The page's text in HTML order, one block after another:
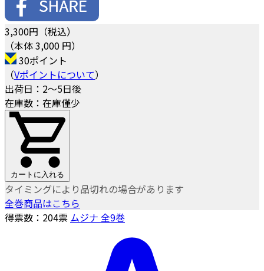
3,300円（税込）
（本体 3,000 円）
30ポイント
（Vポイントについて）
出荷日：2～5日後
在庫数：在庫僅少
カートに入れる
タイミングにより品切れの場合があります
全巻商品はこちら
得票数： 204票 ムジナ 全9巻